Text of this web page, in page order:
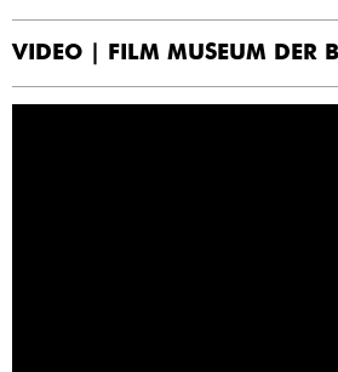
VIDEO | FILM MUSEUM DER